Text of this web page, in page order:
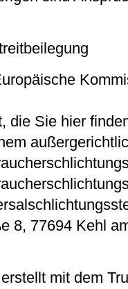
die Sie hier
8, 77694 Kehl
mit dem